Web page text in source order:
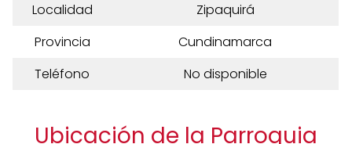
Localidad
Zipaquirá
Provincia
Cundinamarca
Teléfono
No disponible
Ubicación de la Parroquia